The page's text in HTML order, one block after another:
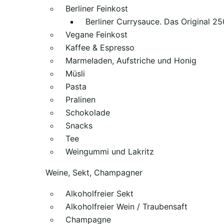
Berliner Feinkost
Berliner Currysauce. Das Original
Vegane Feinkost
Kaffee & Espresso
Marmeladen, Aufstriche und Honig
Müsli
Pasta
Pralinen
Schokolade
Snacks
Tee
Weingummi und Lakritz
Weine, Sekt, Champagner
Alkoholfreier Sekt
Alkoholfreier Wein / Traubensaft
Champagne